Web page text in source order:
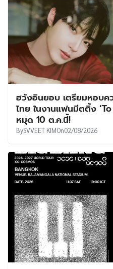
ฮวังอินยอบ เตรียมหอบค
ไทย ในงานแฟนมีตติ้ง
หมุด 10 ต.ค.นี้!
BySVVEET KIMOn02/08/2026